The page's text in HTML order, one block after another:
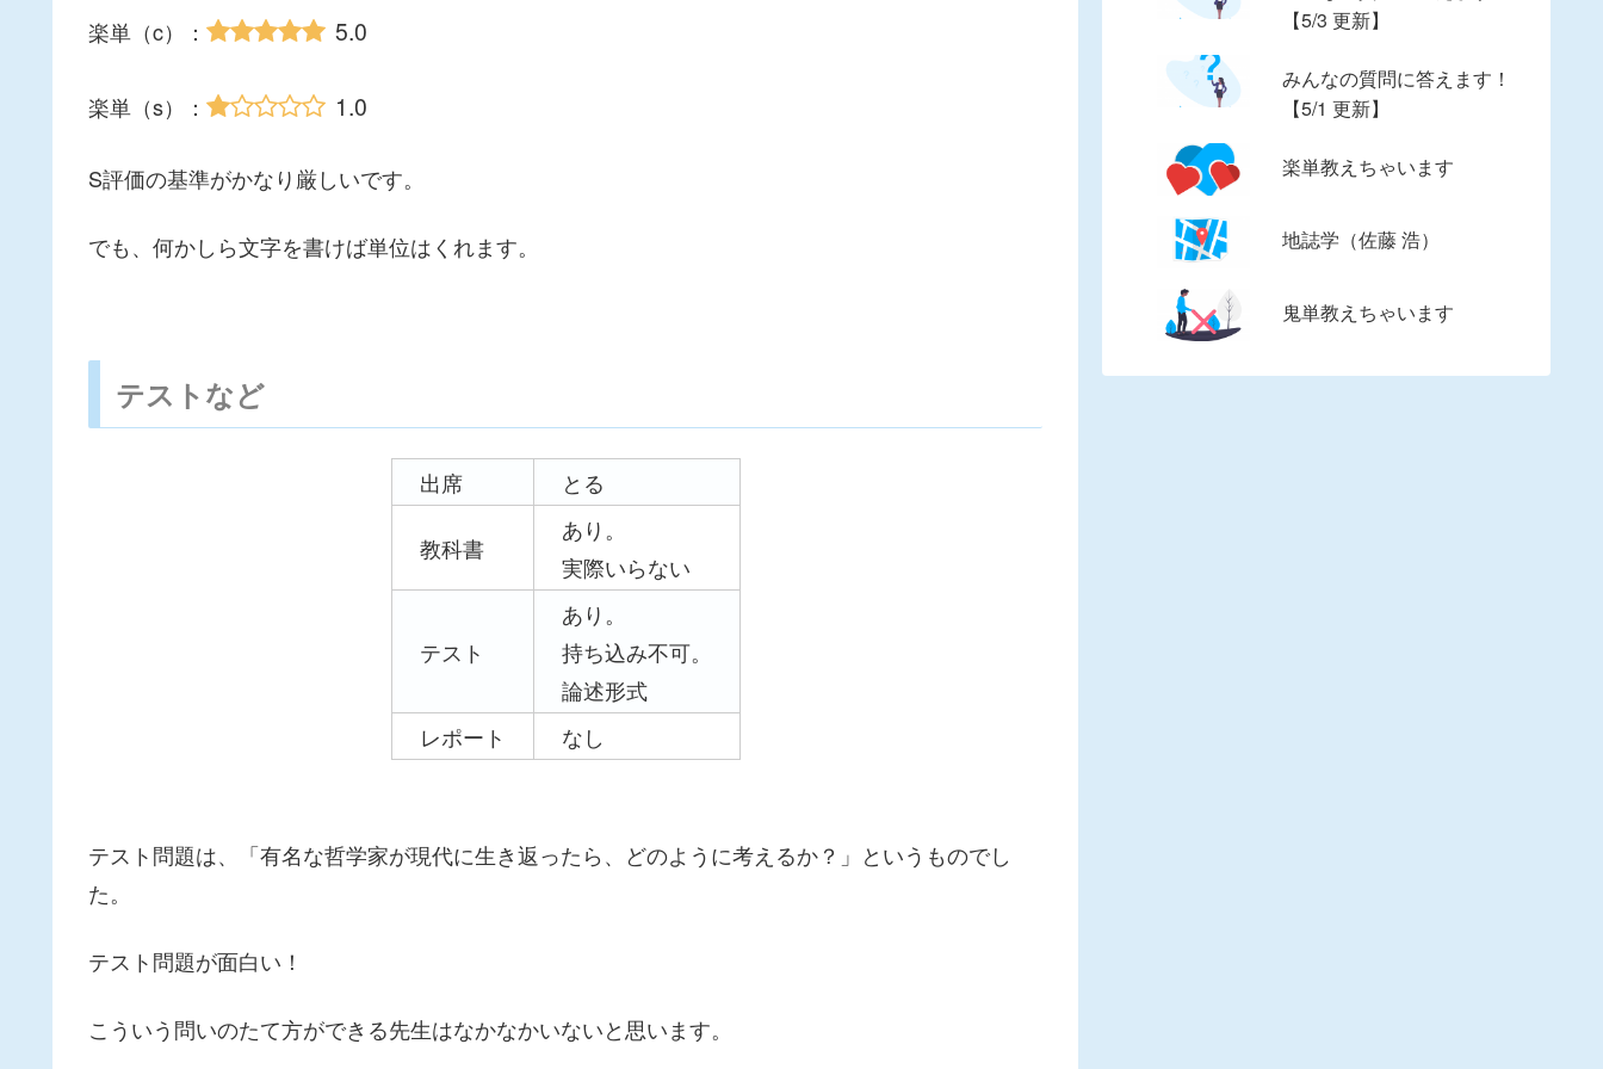
楽単（c）： 5.0
楽単（s）： 1.0
S評価の基準がかなり厳しいです。
でも、何かしら文字を書けば単位はくれます。
テストなど
出席 とる
教科書
あり。
実際いらない
テスト
あり。
持ち込み不可。
論述形式
レポート
なし
テスト問題は、「有名な哲学家が現代に生き返ったら、どのように考えるか？」というものでし
た。
テスト問題が面白い！
こういう問いのたて方ができる先生はなかなかいないと思います。
【5/3 更新】
みんなの質問に答えます！
【5/1 更新】
楽単教えちゃいます
地誌学（佐藤 浩）
鬼単教えちゃいます